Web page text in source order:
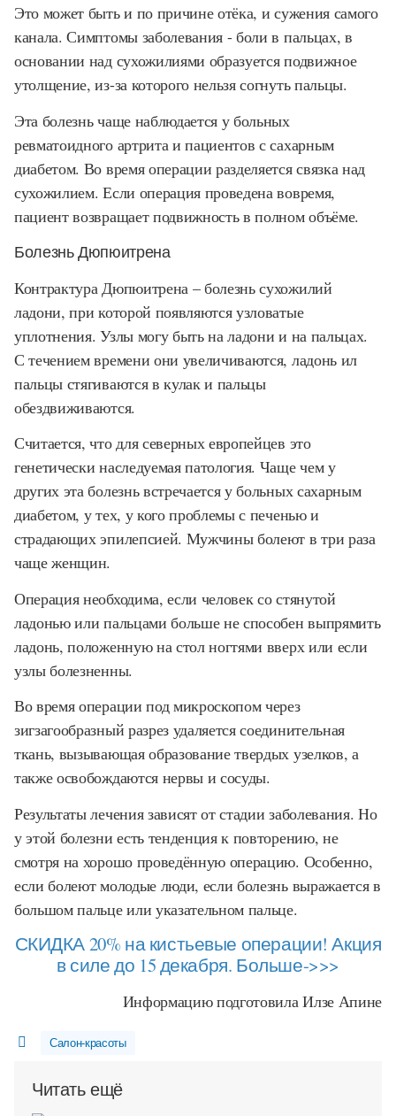
Это может быть и по причине отёка, и сужения самого
канала. Симптомы заболевания - боли в пальцах, в
основании над сухожилиями образуется подвижное
утолщение, из-за которого нельзя согнуть пальцы.
Эта болезнь чаще наблюдается у больных
ревматоидного артрита и пациентов с сахарным
диабетом. Во время операции разделяется связка над
сухожилием. Если операция проведена вовремя,
пациент возвращает подвижность в полном объёме.
Болезнь Дюпюитрена
Контрактура Дюпюитрена – болезнь сухожилий
ладони, при которой появляются узловатые
уплотнения. Узлы могу быть на ладони и на пальцах.
С течением времени они увеличиваются, ладонь ил
пальцы стягиваются в кулак и пальцы
обездвиживаются.
Считается, что для северных европейцев это
генетически наследуемая патология. Чаще чем у
других эта болезнь встречается у больных сахарным
диабетом, у тех, у кого проблемы с печенью и
страдающих эпилепсией. Мужчины болеют в три раза
чаще женщин.
Операция необходима, если человек со стянутой
ладонью или пальцами больше не способен выпрямить
ладонь, положенную на стол ногтями вверх или если
узлы болезненны.
Во время операции под микроскопом через
зигзагообразный разрез удаляется соединительная
ткань, вызывающая образование твердых узелков, а
также освобождаются нервы и сосуды.
Результаты лечения зависят от стадии заболевания. Но
у этой болезни есть тенденция к повторению, не
смотря на хорошо проведённую операцию. Особенно,
если болеют молодые люди, если болезнь выражается в
большом пальце или указательном пальце.
СКИДКА 20% на кистьевые операции! Акция
в силе до 15 декабря. Больше->>>
Информацию подготовила Илзе Апине
Салон-красоты
Читать ещё